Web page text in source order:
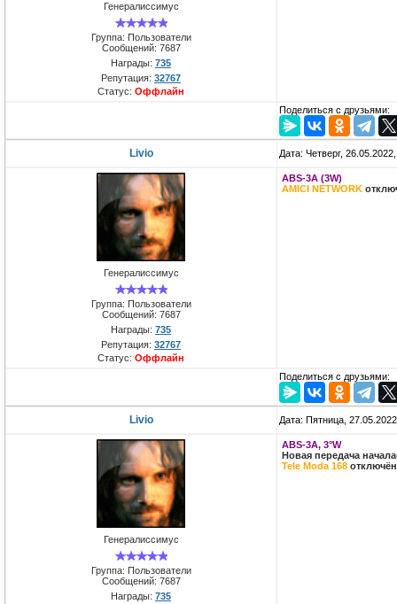
Генералиссимус
Группа: Пользователи
Сообщений: 7687
Награды: 735
Репутация: 32767
Статус: Оффлайн
Поделиться с друзьями:
Livio Дата: Четверг,
Генералиссимус
Группа: Пользователи
Сообщений: 7687
Награды: 735
Репутация: 32767
Статус: Оффлайн
ABS-3A (3W)
AMICI NETWORK
Поделиться с друзьями:
Livio Дата: Пятница,
Генералиссимус
Группа: Пользователи
Сообщений: 7687
Награды: 735
ABS-3A, 3°W
Новая передача
Tele Moda 168